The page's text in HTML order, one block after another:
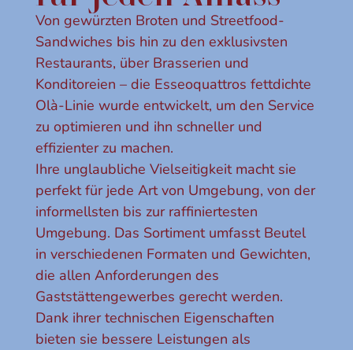
Von gewürzten Broten und Streetfood-
Sandwiches bis hin zu den exklusivsten
Restaurants, über Brasserien und
Konditoreien – die Esseoquattros fettdichte
Olà-Linie wurde entwickelt, um den Service
zu optimieren und ihn schneller und
effizienter zu machen.
Ihre unglaubliche Vielseitigkeit macht sie
perfekt für jede Art von Umgebung, von der
informellsten bis zur raffiniertesten
Umgebung. Das Sortiment umfasst Beutel
in verschiedenen Formaten und Gewichten,
die allen Anforderungen des
Gaststättengewerbes gerecht werden.
Dank ihrer technischen Eigenschaften
bieten sie bessere Leistungen als